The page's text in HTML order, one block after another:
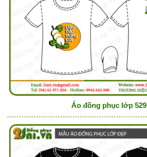
Áo đồng phục lớp 529